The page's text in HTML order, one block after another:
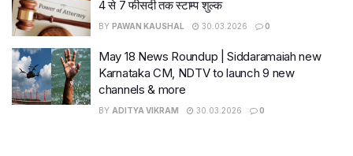
4 से 7 फीसदी तक स्टाम्प शुल्क
BY PAWAN KAUSHAL 30.03.2026 0
May 18 News Roundup | Siddaramaiah new
Karnataka CM, NDTV to launch 9 new
channels & more
BY ADITYA VIKRAM 30.03.2026 0